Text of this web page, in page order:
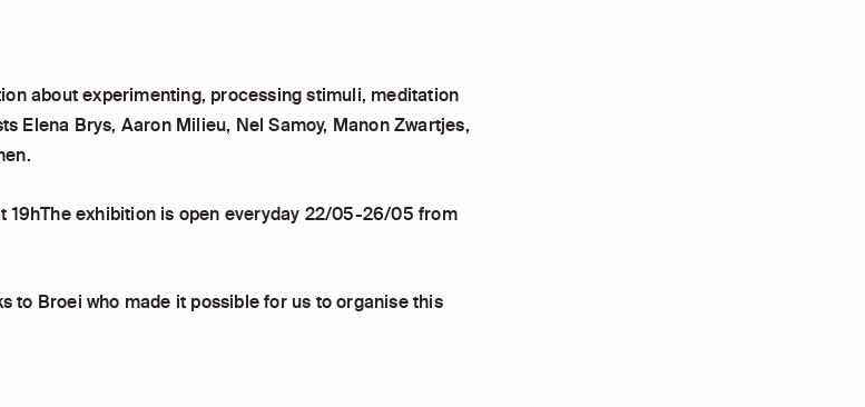
about experimenting, processing stimuli, meditation
Elena Brys, Aaron Milieu, Nel Samoy, Manon Zwartjes,
19hThe exhibition is open everyday 22/05-26/05 from
to Broei who made it possible for us to organise this